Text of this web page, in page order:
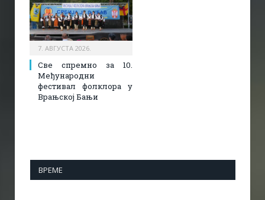
7. АВГУСТА 2026.
Све спремно за 10.
Међународни
фестивал фолклора у
Врањској Бањи
ВРЕМЕ